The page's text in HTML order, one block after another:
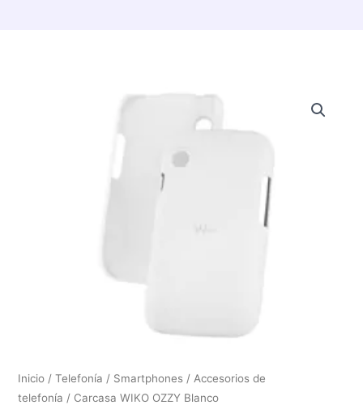
Inicio /Telefonía / Smartphones / Accesorios de
telefonía / Carcasa WIKO OZZY Blanco